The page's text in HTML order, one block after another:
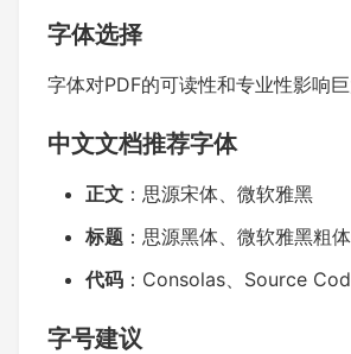
字体选择
字体对PDF的可读性和专业性影响巨
中文文档推荐字体
正文 ：思源宋体、微软雅黑
标题 ：思源黑体、微软雅黑粗体
代码 ：Consolas、Source
字号建议